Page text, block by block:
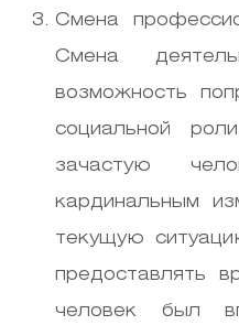
Смена
Смена
возможность
социальной
зачастую
кардинальным
текущую
предоставлять
человек был